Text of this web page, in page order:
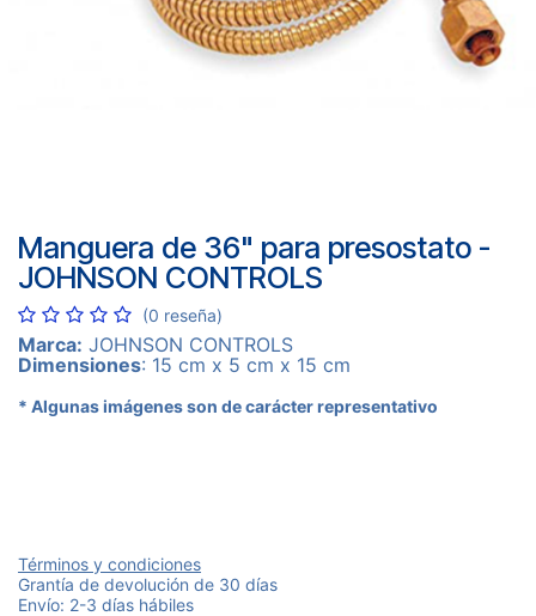
Manguera de 36" para presostato -
JOHNSON CONTROLS
(0 reseña)
Marca: JOHNSON CONTROLS
Dimensiones: 15 cm x 5 cm x 15 cm
* Algunas imágenes son de carácter representativo
Términos y condiciones
Grantía de devolución de 30 días
Envío: 2-3 días hábiles